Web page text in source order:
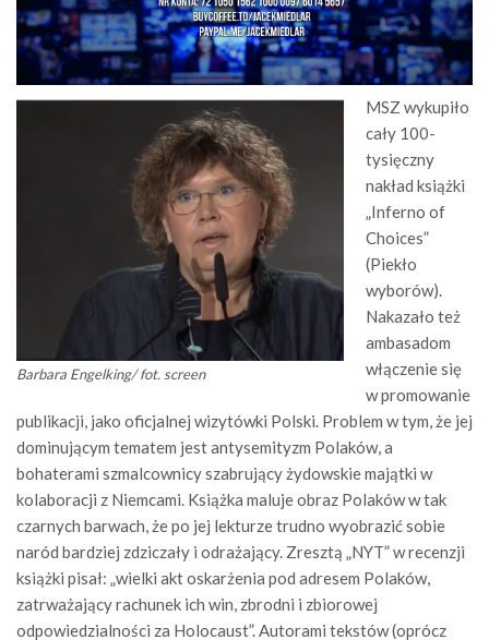
Barbara Engelking/ fot. screen
MSZ wykupiło
cały 100-
tysięczny
nakład książki
„Inferno of
Choices”
(Piekło
wyborów).
Nakazało też
ambasadom
włączenie się
w promowanie
publikacji, jako oficjalnej wizytówki Polski. Problem w tym, że jej
dominującym tematem jest antysemityzm Polaków, a
bohaterami szmalcownicy szabrujący żydowskie majątki w
kolaboracji z Niemcami. Książka maluje obraz Polaków w tak
czarnych barwach, że po jej lekturze trudno wyobrazić sobie
naród bardziej zdziczały i odrażający. Zresztą „NYT” w recenzji
książki pisał: „wielki akt oskarżenia pod adresem Polaków,
zatrważający rachunek ich win, zbrodni i zbiorowej
odpowiedzialności za Holocaust”. Autorami tekstów (oprócz